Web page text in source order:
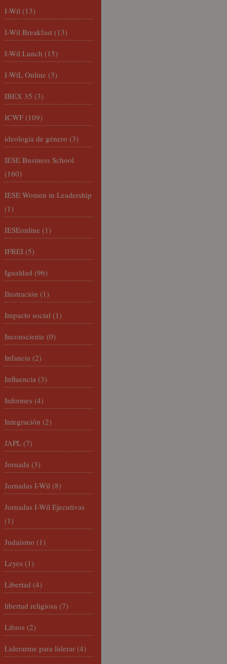
I-Wil (13)
I-Wil Breakfast (13)
I-Wil Lunch (15)
I-WiL Online (3)
IBEX 35 (3)
ICWF (109)
ideología de género (3)
IESE Business School
(160)
IESE Women in Leadership
(1)
IESEonline (1)
IFREI (5)
Igualdad (96)
Ilustración (1)
Impacto social (1)
Inconsciente (0)
Infancia (2)
Influencia (3)
Informes (4)
Integración (2)
JAPL (7)
Jornada (3)
Jornadas I-Wil (8)
Jornadas I-Wil Ejecutivas
(1)
Judaísmo (1)
Leyes (1)
Libertad (4)
libertad religiosa (7)
Libros (2)
Liderarme para liderar (4)